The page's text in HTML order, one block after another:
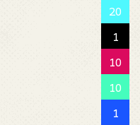
20
1
10
10
1